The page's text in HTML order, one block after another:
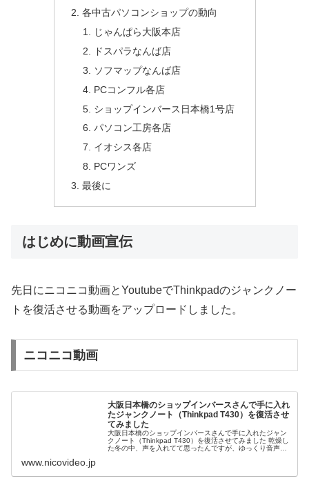
各中古パソコンショップの動向
じゃんぱら大阪本店
ドスパラなんば店
ソフマップなんば店
PCコンフル各店
ショップインバース日本橋1号店
パソコン工房各店
イオシス各店
PCワンズ
最後に
はじめに動画宣伝
先日にニコニコ動画とYoutubeでThinkpadのジャンクノー
トを復活させる動画をアップロードしました。
ニコニコ動画
大阪日本橋のショップインバースさんで手に入れ
たジャンクノート（Thinkpad T430）を復活させ
てみました
大阪日本橋のショップインバースさんで手に入れたジャン
クノート（Thinkpad T430）を復活させてみました 乾燥し
た冬の中、声を入れてて思ったんですが、ゆっくり音声で
www.nicovideo.jp